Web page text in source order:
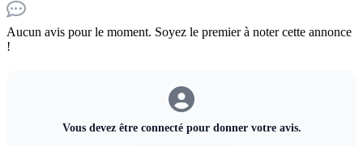
Aucun avis pour le moment. Soyez le premier à noter cette annonce
!
Vous devez être connecté pour donner votre avis.